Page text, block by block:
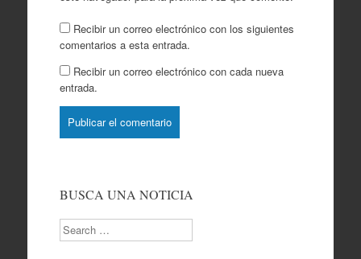
Recibir un correo electrónico con los siguientes
comentarios a esta entrada.
Recibir un correo electrónico con cada nueva
entrada.
BUSCA UNA NOTICIA
Search